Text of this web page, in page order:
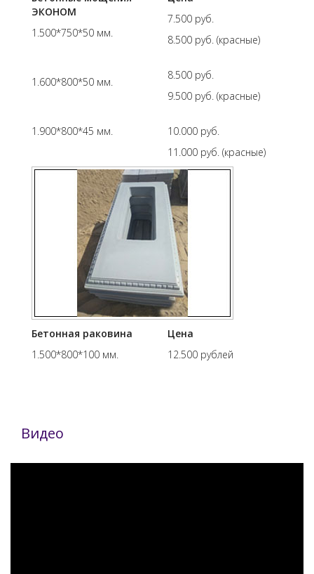
ЭКОНОМ
1.500*750*50 мм.
1.600*800*50 мм.
1.900*800*45 мм.
7.500 руб.
8.500 руб. (красные)
8.500 руб.
9.500 руб. (красные)
10.000 руб.
11.000 руб. (красные)
Бетонная раковина
1.500*800*100 мм.
Цена
12.500 рублей
Видео